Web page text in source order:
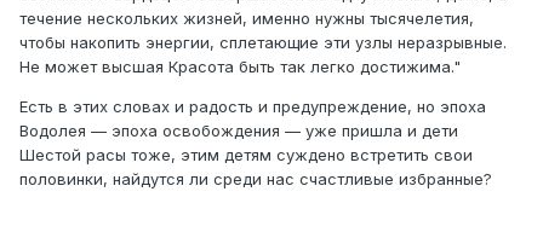
течение нескольких жизней, именно нужны тысячелетия,
чтобы накопить энергии, сплетающие эти узлы неразрывные.
Не может высшая Красота быть так легко достижима."
Есть в этих словах и радость и предупреждение, но эпоха
Водолея — эпоха освобождения — уже пришла и дети
Шестой расы тоже, этим детям суждено встретить свои
половинки, найдутся ли среди нас счастливые избранные?